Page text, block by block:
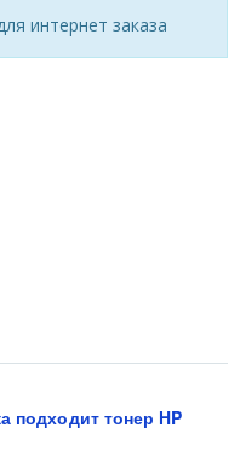
интернет заказа
подходит тонер HP